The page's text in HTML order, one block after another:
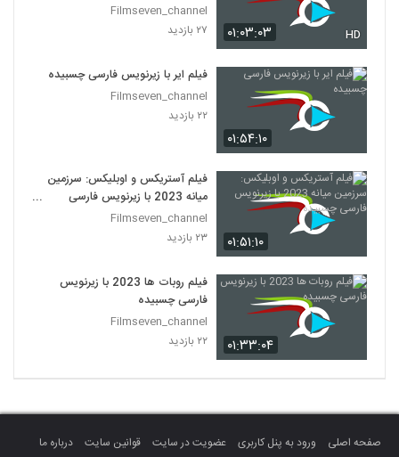
۰۱:۰۳:۰۳ HD
Filmseven_channel
۲۷ بازدید
۰۱:۵۴:۱۰
فیلم ایر با زیرنویس فارسی چسبیده
Filmseven_channel
۲۲ بازدید
۰۱:۵۱:۱۰
فیلم آستریکس و اوبلیکس: سرزمین
میانه 2023 با زیرنویس فارسی
چسبیده
Filmseven_channel
۲۳ بازدید
۰۱:۳۳:۰۴
فیلم روبات ها 2023 با زیرنویس
فارسی چسبیده
Filmseven_channel
۲۲ بازدید
صفحه اصلی ورود به پنل کاربری عضویت در سایت قوانین سایت
درباره ما